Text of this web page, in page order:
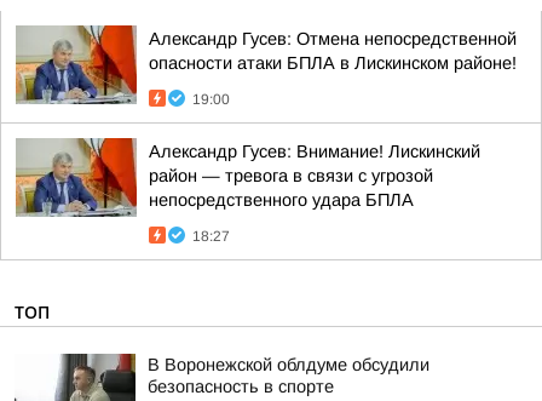
Александр Гусев: Отмена непосредственной
опасности атаки БПЛА в Лискинском районе!
19:00
Александр Гусев: Внимание! Лискинский
район — тревога в связи с угрозой
непосредственного удара БПЛА
18:27
ТОП
В Воронежской облдуме обсудили
безопасность в спорте